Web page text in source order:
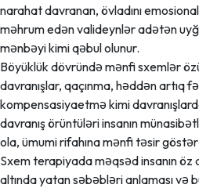
narahat davranan, övladını
məhrum edən valideynlər adətən
mənbəyi kimi qəbul olunur.
Böyüklük dövründə mənfi sxemlər
davranışlar, qaçınma, həddən artıq
kompensasiyaetmə kimi
davranış örüntüləri insanın
ola, ümumi rifahına mənfi təsir
Sxem terapiyada məqsəd insanın öz
altında yatan səbəbləri anlaması və